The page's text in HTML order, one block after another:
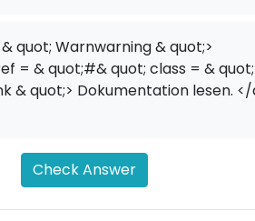
quot; Warnwarning & quot;>
= & quot;#& quot; class = & quot;
& quot;> Dokumentation lesen. </
Check Answer